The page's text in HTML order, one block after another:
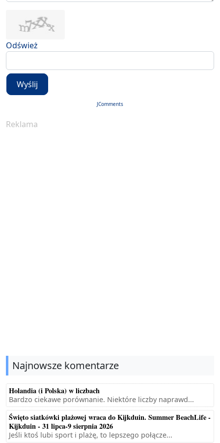
Odśwież
Wyślij
JComments
Reklama
Najnowsze komentarze
Holandia (i Polska) w liczbach
Bardzo ciekawe porównanie. Niektóre liczby naprawd...
Święto siatkówki plażowej wraca do Kijkduin. Summer BeachLife -
Kijkduin - 31 lipca-9 sierpnia 2026
Jeśli ktoś lubi sport i plażę, to lepszego połącze...